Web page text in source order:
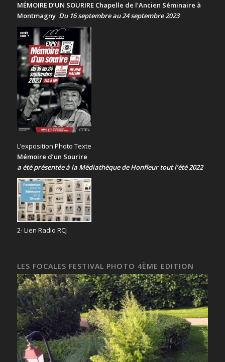
MÉMOIRE D’UN SOURIRE Chapelle de l’Ancien Séminaire à
Montmagny Du 16 septembre au 24 septembre 2023
L’exposition Photo Texte
Mémoire d’un Sourire
a été présentéeà la Médiathèque de Honfleur tout l’été 2022
2- Lien Radio RCJ
LES FOCALES FESTIVAL PHOTO 4ÈME EDITION